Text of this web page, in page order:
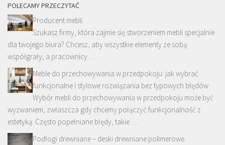
POLECAMY PRZECZYTAĆ
Producent mebli.
Szukasz firmy, która zajmie się stworzeniem mebli specjalnie
dla twojego biura? Chcesz, aby wszystkie elementy ze sobą
współgrały, a pracownicy …
Meble do przechowywania w przedpokoju: jak wybrać
funkcjonalne i stylowe rozwiązania bez typowych błędów
Wybór mebli do przechowywania w przedpokoju może być
wyzwaniem, zwłaszcza gdy chcemy połączyć funkcjonalność z
estetyką. Często popełniane błędy, takie …
Podłogi drewniane – deski drewniane polimerowe.